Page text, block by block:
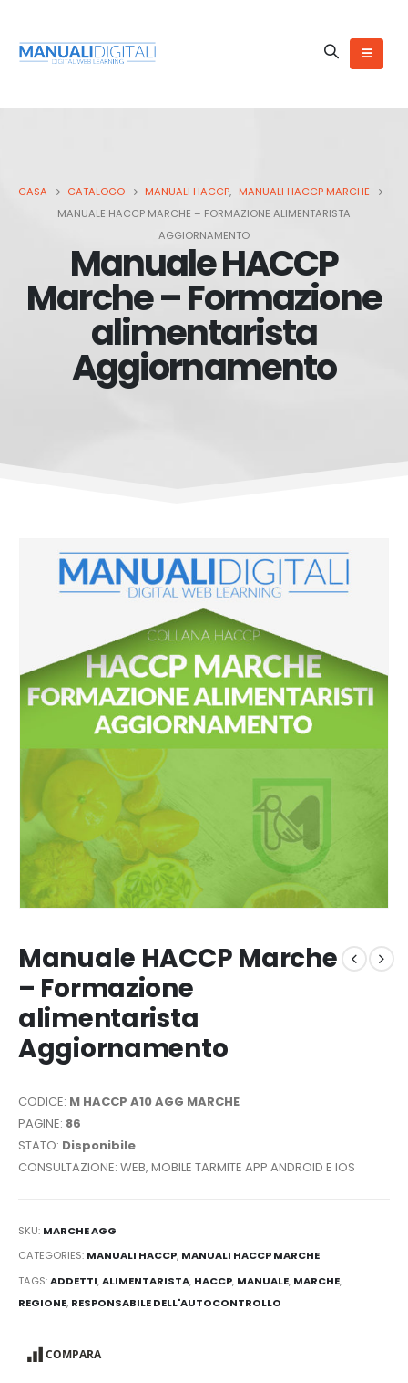
CASA CATALOGO MANUALI HACCP, MANUALI HACCP MARCHE
MANUALE HACCP MARCHE – FORMAZIONE ALIMENTARISTA
AGGIORNAMENTO
Manuale HACCP
Marche – Formazione
alimentarista
Aggiornamento
Manuale HACCP Marche
– Formazione
alimentarista
Aggiornamento
CODICE: M HACCP A10 AGG MARCHE
PAGINE: 86
STATO: Disponibile
CONSULTAZIONE: WEB, MOBILE TARMITE APP ANDROID E IOS
SKU: MARCHE AGG
CATEGORIES: MANUALI HACCP, MANUALI HACCP MARCHE
TAGS:ADDETTI,ALIMENTARISTA, HACCP, MANUALE, MARCHE,
REGIONE, RESPONSABILE DELL'AUTOCONTROLLO
COMPARA